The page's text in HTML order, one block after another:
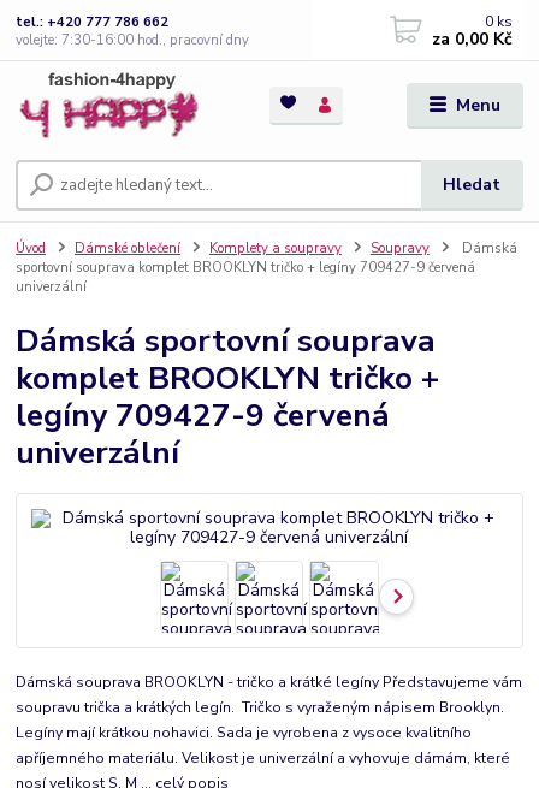
Menu
Hledat
tel.: +420 777 786 662
volejte: 7:30-16:00 hod., pracovní dny
0 ks
za 0,00 Kč
Úvod Dámské oblečení Komplety a soupravy Soupravy
Dámská
sportovní souprava komplet BROOKLYN tričko + legíny 709427-9 červená
univerzální
Dámská sportovní souprava
komplet BROOKLYN tričko +
legíny 709427-9 červená
univerzální
Dámská souprava BROOKLYN - tričko a krátké legíny Představujeme vám
soupravu trička a krátkých legín. Tričko s vyraženým nápisem Brooklyn.
Legíny mají krátkou nohavici. Sada je vyrobena z vysoce kvalitního
apříjemného materiálu. Velikost je univerzální a vyhovuje dámám, které
nosí velikost S, M ... celý popis